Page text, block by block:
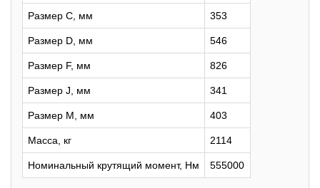
Размер C, мм 353
Размер D, мм 546
Размер F, мм 826
Размер J, мм 341
Размер M, мм 403
Масса, кг 2114
Номинальный крутящий момент, Нм 555000